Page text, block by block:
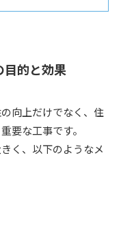
目的と効果
向上だけでなく、住
要な工事です。
く、以下のようなメ